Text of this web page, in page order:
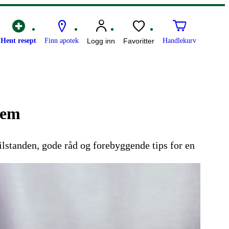
Hent resept Finn apotek Logg inn Favoritter Handlekurv
gode råd og forebyggende tips for en